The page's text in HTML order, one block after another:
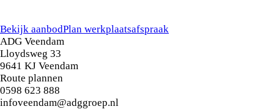
Bekijk aanbodPlan werkplaatsafspraak
ADG Veendam
Lloydsweg 33
9641 KJ Veendam
Route plannen
0598 623 888
infoveendam@adggroep.nl